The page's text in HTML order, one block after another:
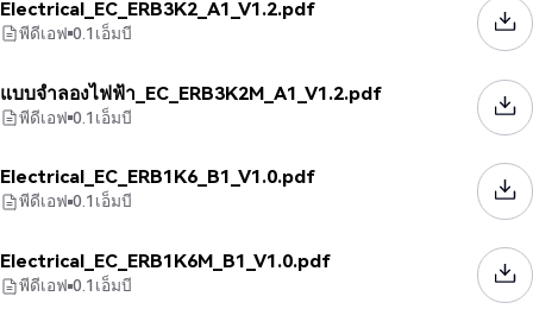
Electrical_EC_ERB3K2_A1_V1.2.pdf
พีดีเอฟ 0.1เอ็มบี
แบบจำลองไฟฟ้า_EC_ERB3K2M_A1_V1.2.pdf
พีดีเอฟ 0.1เอ็มบี
Electrical_EC_ERB1K6_B1_V1.0.pdf
พีดีเอฟ 0.1เอ็มบี
Electrical_EC_ERB1K6M_B1_V1.0.pdf
พีดีเอฟ 0.1เอ็มบี